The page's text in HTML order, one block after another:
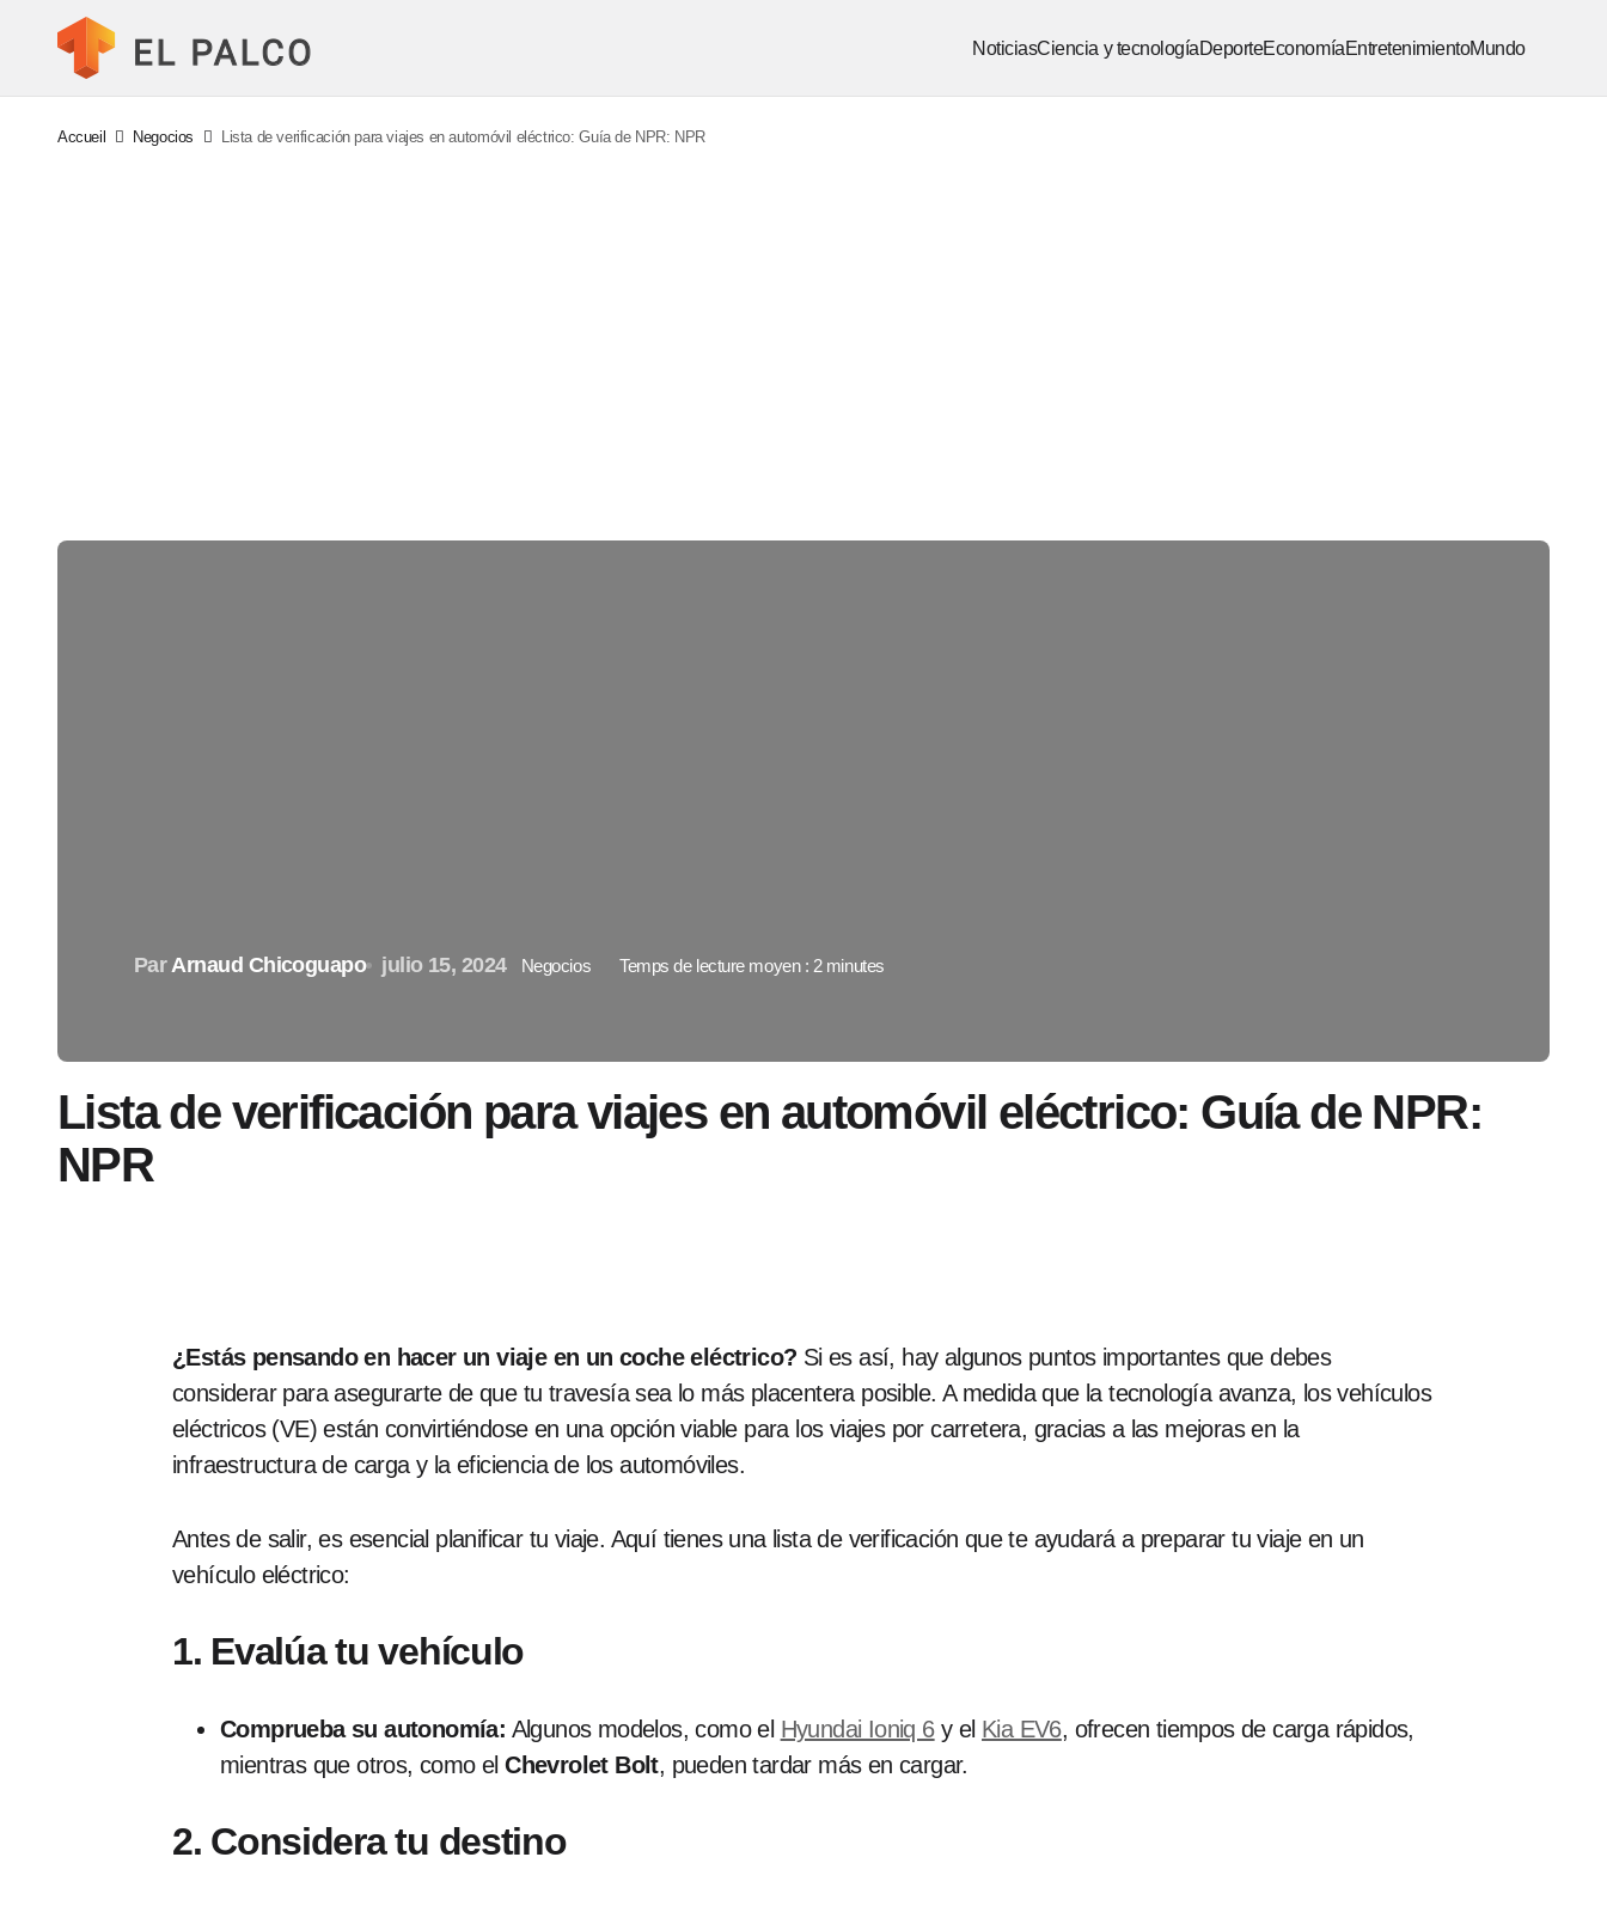
NoticiasCiencia y tecnologíaDeporteEconomíaEntretenimientoMundo
Accueil Negocios Lista de verificación para viajes en automóvil eléctrico: Guía de NPR: NPR
Par Arnaud Chicoguapo julio 15, 2024 Negocios Temps de lecture moyen : 2 minutes
Lista de verificación para viajes en automóvil eléctrico: Guía de NPR:
NPR
¿Estás pensando en hacer un viaje en un coche eléctrico? Si es así, hay algunos puntos importantes que debes
considerar para asegurarte de que tu travesía sea lo más placentera posible. A medida que la tecnología avanza, los vehículos
eléctricos (VE) están convirtiéndose en una opción viable para los viajes por carretera, gracias a las mejoras en la
infraestructura de carga y la eficiencia de los automóviles.
Antes de salir, es esencial planificar tu viaje. Aquí tienes una lista de verificación que te ayudará a preparar tu viaje en un
vehículo eléctrico:
1. Evalúa tu vehículo
Comprueba su autonomía: Algunos modelos, como el Hyundai Ioniq 6y el Kia EV6, ofrecen tiempos de carga rápidos,
mientras que otros, como elChevrolet Bolt, pueden tardar más en cargar.
2. Considera tu destino